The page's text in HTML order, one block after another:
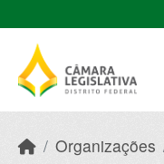
Organizações